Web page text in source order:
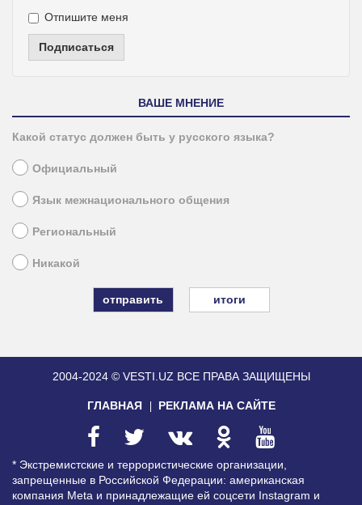
Отпишите меня
Подписаться
ВАШЕ МНЕНИЕ
Какой статус должен быть у русского языка?
Официальный
Язык межнационального общения
Региональный
Никакой
итоги
2004-2024 © VESTI.UZ ВСЕ ПРАВА ЗАЩИЩЕНЫ
ГЛАВНАЯ РЕКЛАМА НА САЙТЕ
* Экстремистские и террористические организации,
запрещенные в Российской Федерации: американская
компания Meta и принадлежащие ей соцсети Instagram и